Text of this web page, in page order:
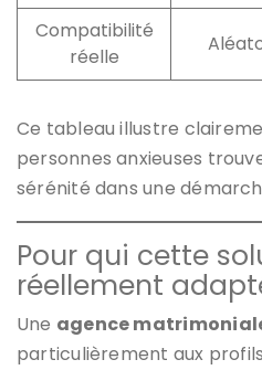
Compatibilité
réelle
Ce tableau illustre
personnes anxieuses
sérénité dans une
Pour qui cette
réellement
Une agence
particulièrement aux